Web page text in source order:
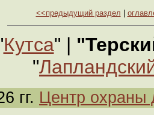
<<предыдущий раздел
Кутса" |
"
гг. Центр охраны